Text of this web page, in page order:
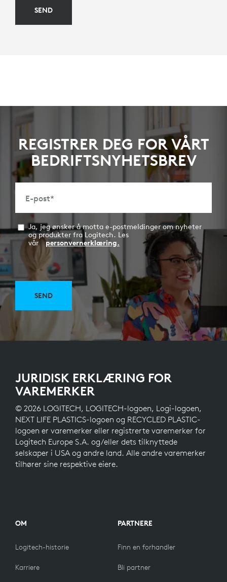
SEND
REGISTRER DEG FOR VÅRT
BEDRIFTSNYHETSBREV
E-post*
Ja, jeg ønsker å motta e-postmeldinger om nyheter
og produkter fra Logitech. Les
vår
personvernerklæring.
SEND
JURIDISK ERKLÆRING FOR
VAREMERKER
© 2026 LOGITECH, LOGITECH-logoen, Logi-logoen,
NEXT LIFE PLASTICS-logoen og RECYCLED PLASTIC-
logoen er varemerker eller registrerte varemerker for
Logitech Europe S.A. og/eller dets tilknyttede
selskaper i USA og andre land. Alle andre varemerker
tilhører sine respektive eiere.
OM
Logitech-historie
Karriere
PARTNERE
Finn en forhandler
Bli partner